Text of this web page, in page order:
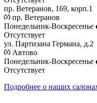
пр. Ветеранов, 169, корп.1
пр. Ветеранов
Понедельник-Воскресенье
Отсутствует
ул. Партизана Германа, д.2
Автово
Понедельник-Воскресенье
Отсутствует
Подробнее о наших